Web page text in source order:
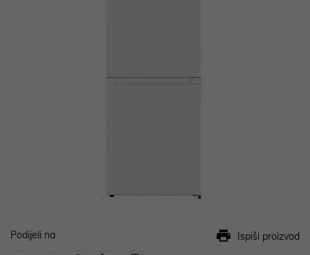
Podijeli na Ispiši proizvod